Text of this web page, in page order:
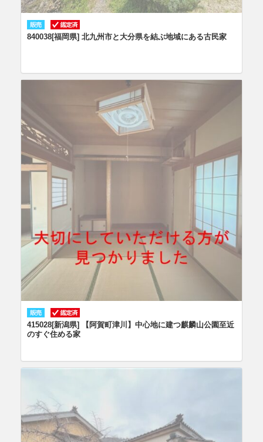
840038[福岡県] 北九州市と大分県を結ぶ地域にある古民家
415028[新潟県] 【阿賀町津川】中心地に建つ麒麟山公園至近
のすぐ住める家